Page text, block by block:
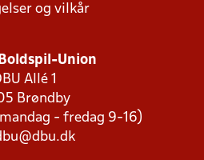
og vilkår
Union
Allé 1
Brøndby
- fredag 9-16)